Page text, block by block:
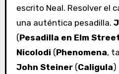
escrito Neal. Resolver el
una auténtica pesadilla.
(Pesadilla en Elm
Nicolodi (Phenomena,
John Steiner(Caligula)